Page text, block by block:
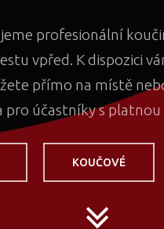
profesionální
vpřed. K dispozici
přímo na místě
pro účastníky s
KOUČOVÉ